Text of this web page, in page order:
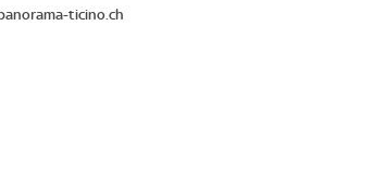
ticino.ch